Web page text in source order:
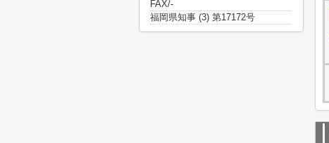
FAX/-
福岡県知事 (3) 第17172号